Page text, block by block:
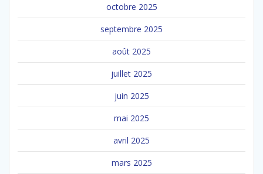
octobre 2025
septembre 2025
août 2025
juillet 2025
juin 2025
mai 2025
avril 2025
mars 2025